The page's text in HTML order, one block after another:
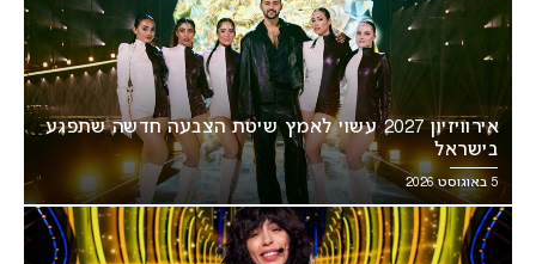
אירוויזיון 2027 עשוי לאמץ שיטת הצבעה חדשה שתפגע
בישראל
5 באוגוסט 2026